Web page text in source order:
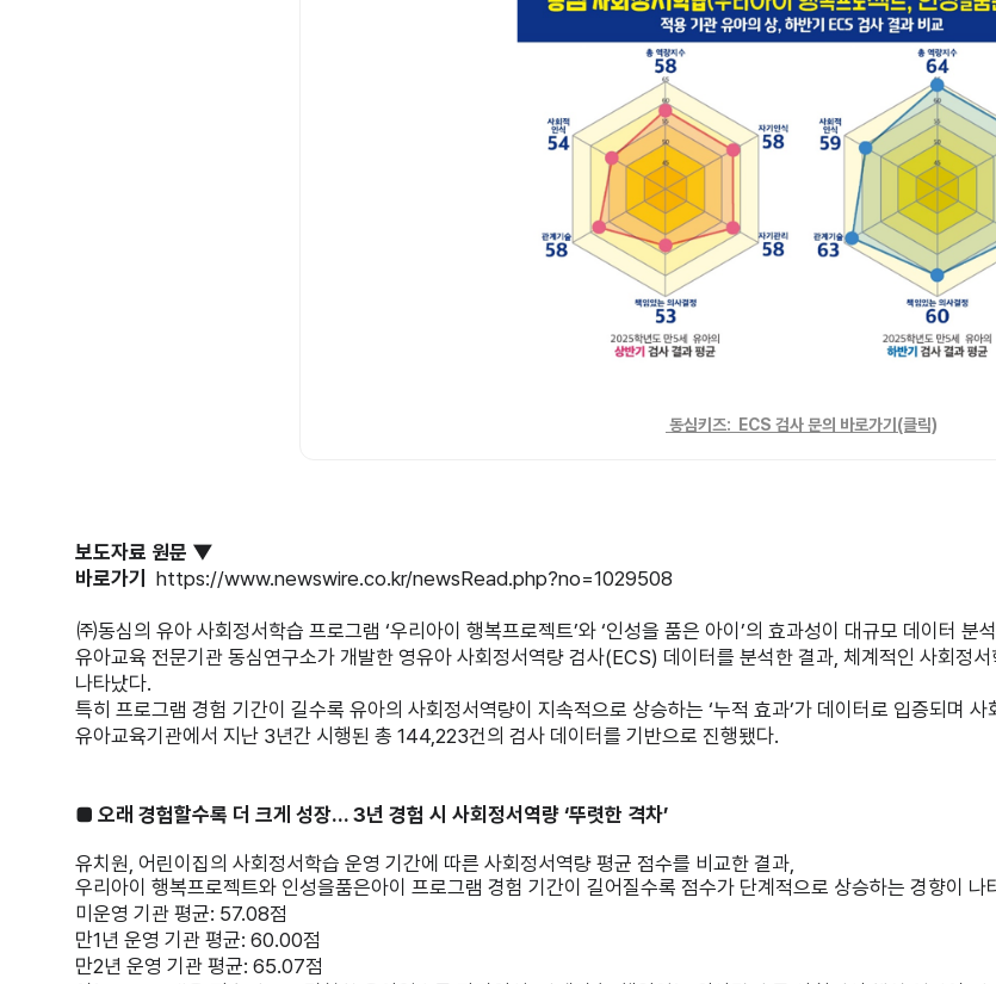
동심키즈: ECS 검사 문의 바로가기 (클릭)
보도자료 원문 ▼
바로가기 https://www.newswire.co.kr/newsRead.php?no=1029508
㈜동심의 유아 사회정서학습 프로그램 ‘우리아이 행복프로젝트’와 ‘인성을 품은 아이’의 효과성이 대규모 데이터 분
유아교육 전문기관 동심연구소가 개발한 영유아 사회정서역량 검사(ECS) 데이터를 분석한 결과, 체계적인 사회정
나타났다.
특히 프로그램 경험 기간이 길수록 유아의 사회정서역량이 지속적으로 상승하는 ‘누적 효과’가 데이터로 입증되며
유아교육기관에서 지난 3년간 시행된 총 144,223건의 검사 데이터를 기반으로 진행됐다.
■ 오래 경험할수록 더 크게 성장… 3년 경험 시 사회정서역량 ‘뚜렷한 격차’
유치원, 어린이집의 사회정서학습 운영 기간에 따른 사회정서역량 평균 점수를 비교한 결과,
우리아이 행복프로젝트와 인성을품은아이 프로그램 경험 기간이 길어질수록 점수가 단계적으로 상승하는 경향이 나
미운영 기관 평균: 57.08점
만1년 운영 기관 평균: 60.00점
만2년 운영 기관 평균: 65.07점